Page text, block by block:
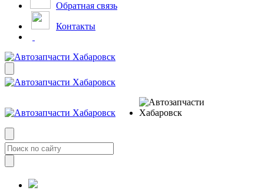
Обратная связь
Контакты